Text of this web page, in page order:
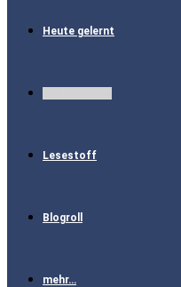
Heute gelernt
Lesestoff
Blogroll
mehr…